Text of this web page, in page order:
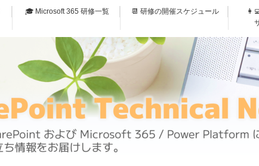
🎓 Microsoft 365 研修一覧 📆 研修の開催スケジュール